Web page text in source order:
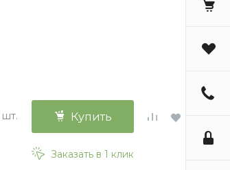
шт. Купить
Заказать в 1 клик